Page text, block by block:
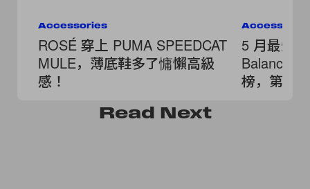
Accessories
ROSÉ 穿上 PUMA SPEEDCAT
MULE，薄底鞋多了慵懶高級
感！
5 月最燒
Balance
榜，第一
Read Next